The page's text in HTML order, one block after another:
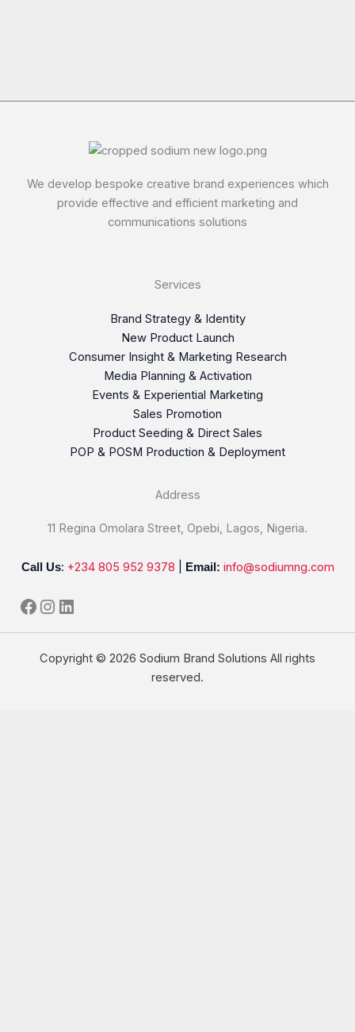
We develop bespoke creative brand experiences which
provide effective and efficient marketing and
communications solutions
Services
Brand Strategy & Identity
New Product Launch
Consumer Insight & Marketing Research
Media Planning & Activation
Events & Experiential Marketing
Sales Promotion
Product Seeding & Direct Sales
POP & POSM Production & Deployment
Address
11 Regina Omolara Street, Opebi, Lagos, Nigeria.
Call Us: +234 805 952 9378 Email: info@sodiumng.com
Copyright © 2026 Sodium Brand Solutions All rights
reserved.